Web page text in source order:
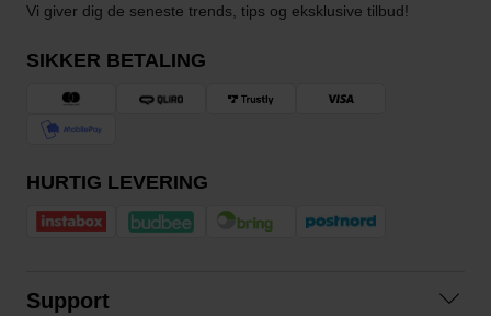
Vi giver dig de seneste trends, tips og eksklusive tilbud!
SIKKER BETALING
HURTIG LEVERING
Support